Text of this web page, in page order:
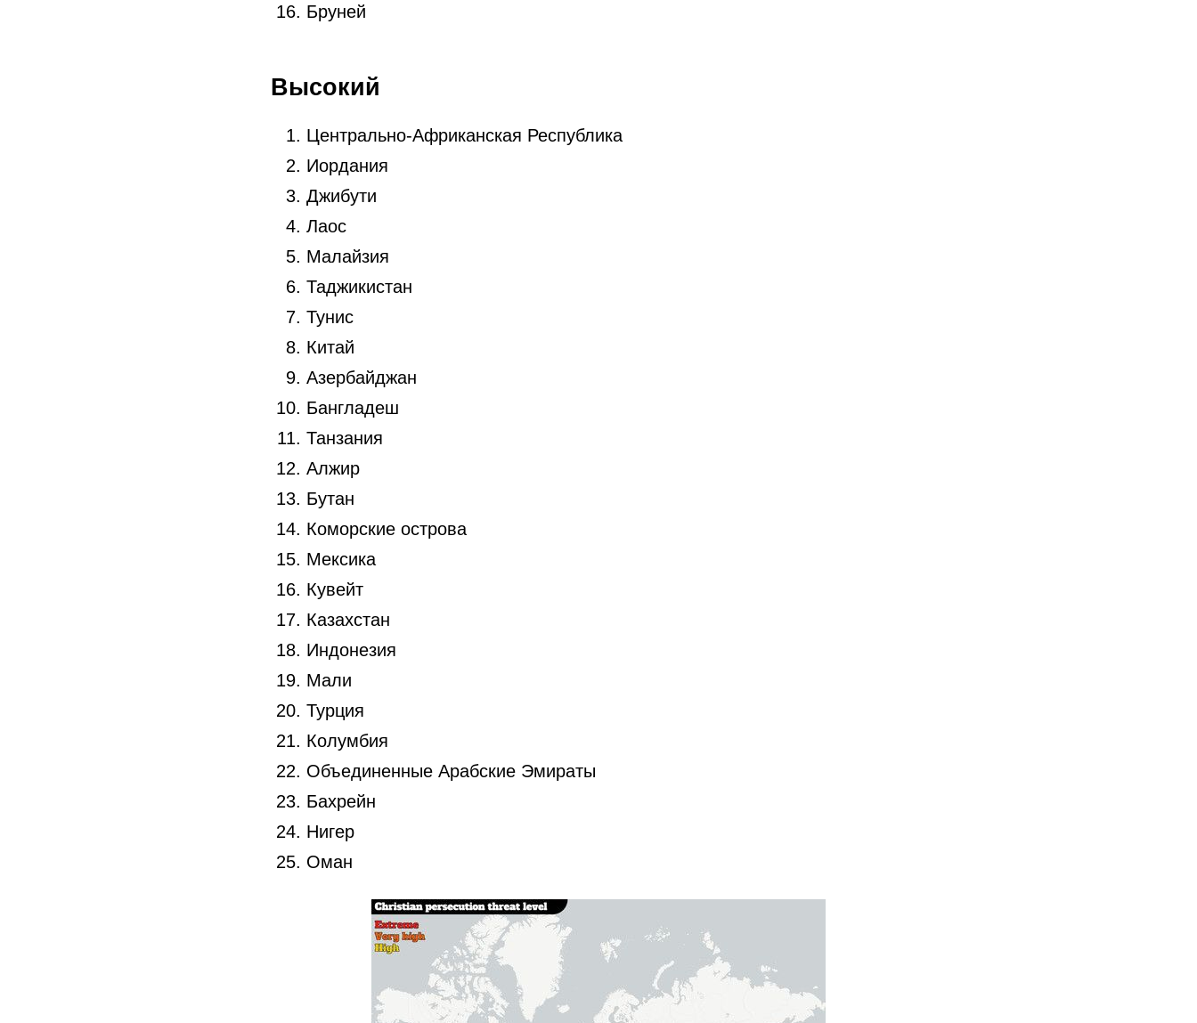
Бруней
Высокий
Центрально-Африканская Республика
Иордания
Джибути
Лаос
Малайзия
Таджикистан
Тунис
Китай
Азербайджан
Бангладеш
Танзания
Алжир
Бутан
Коморские острова
Мексика
Кувейт
Казахстан
Индонезия
Мали
Турция
Колумбия
Объединенные Арабские Эмираты
Бахрейн
Нигер
Оман